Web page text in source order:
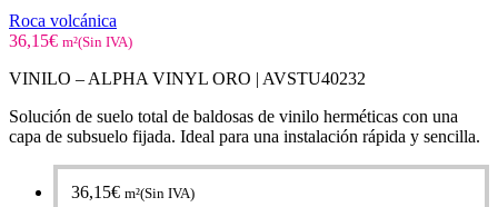
Roca volcánica
36,15€ m²(Sin IVA)
VINILO – ALPHA VINYL ORO | AVSTU40232
Solución de suelo total de baldosas de vinilo herméticas con una
capa de subsuelo fijada. Ideal para una instalación rápida y sencilla.
36,15€ m²(Sin IVA)